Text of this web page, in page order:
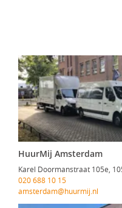
HuurMij Amsterdam
Karel Doormanstraat 105e,
020 688 10 15
amsterdam@huurmij.nl